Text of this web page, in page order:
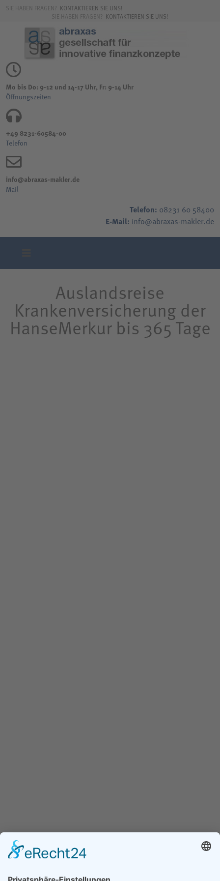
SIE HABEN FRAGEN? KONTAKTIEREN SIE UNS!
SIE HABEN FRAGEN? KONTAKTIEREN SIE UNS!
Mo bis Do: 9-12 und 14-17 Uhr, Fr: 9-14 Uhr
Öffnungszeiten
+49 8231-60584-00
Telefon
info@abraxas-makler.de
Mail
Telefon: 08231 60 58400
E-Mail: info@abraxas-makler.de
Auslandsreise
Krankenversicherung der
HanseMerkur bis 365 Tage